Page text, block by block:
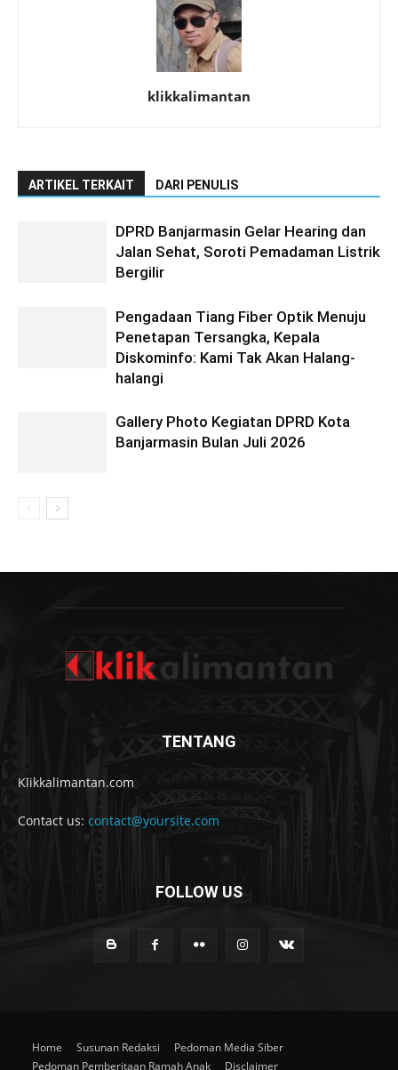
klikkalimantan
ARTIKEL TERKAIT DARI PENULIS
DPRD Banjarmasin Gelar Hearing dan
Jalan Sehat, Soroti Pemadaman Listrik
Bergilir
Pengadaan Tiang Fiber Optik Menuju
Penetapan Tersangka, Kepala
Diskominfo: Kami Tak Akan Halang-
halangi
Gallery Photo Kegiatan DPRD Kota
Banjarmasin Bulan Juli 2026
TENTANG
Klikkalimantan.com
Contact us: contact@yoursite.com
FOLLOW US
Home Susunan Redaksi
Pedoman Media Siber
Pedoman Pemberitaan Ramah Anak
Disclaimer